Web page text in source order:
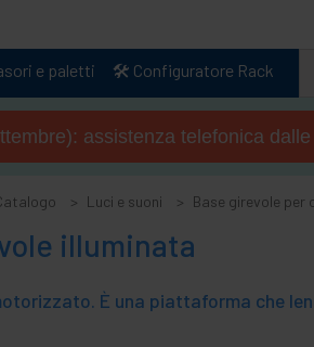
e paletti 🛠️ Configuratore Rack
assistenza telefonica
Luci e suoni Base girevole per
illuminata